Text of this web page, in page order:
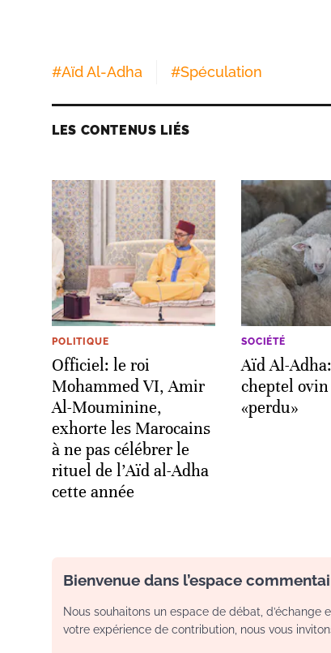
#Aïd Al-Adha #Spéculation
LES CONTENUS LIÉS
POLITIQUE
Officiel: le roi
Mohammed VI, Amir
Al-Mouminine,
exhorte les Marocains
à ne pas célébrer le
rituel de l’Aïd al-Adha
cette année
SOCIÉTÉ
Aïd Al-
cheptel
«perdu»
Bienvenue dans l’espace
Nous souhaitons un espace de débat,
votre expérience de contribution, nous vous